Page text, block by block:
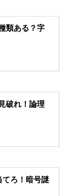
類ある？字
破れ！論理
てろ！暗号謎